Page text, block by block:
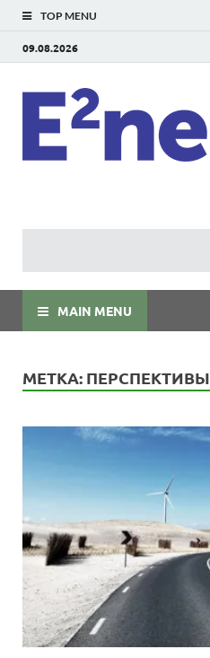
TOP MENU
09.08.2026
MAIN MENU
МЕТКА: ПЕРСПЕКТИВЫ